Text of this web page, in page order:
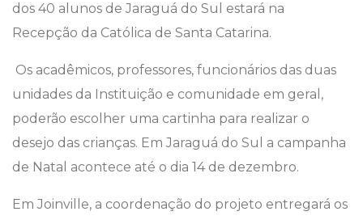
dos 40 alunos de Jaraguá do Sul estará na
Recepção da Católica de Santa Catarina.
Os acadêmicos, professores, funcionários das duas
unidades da Instituição e comunidade em geral,
poderão escolher uma cartinha para realizar o
desejo das crianças. Em Jaraguá do Sul a campanha
de Natal acontece até o dia 14 de dezembro.
Em Joinville, a coordenação do projeto entregará os